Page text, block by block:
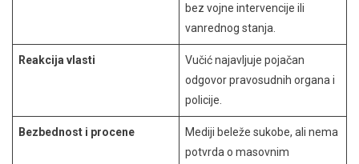
bez vojne intervencije ili
vanrednog stanja.
Reakcija vlasti
Vučić najavljuje pojačan
odgovor pravosudnih organa i
policije.
Bezbednost i procene
Mediji beleže sukobe, ali nema
potvrda o masovnim